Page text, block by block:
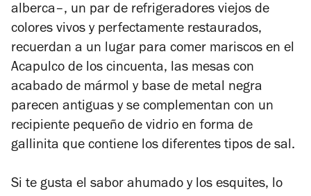
alberca–, un par de refrigeradores viejos de
colores vivos y perfectamente restaurados,
recuerdan a un lugar para comer mariscos en el
Acapulco de los cincuenta, las mesas con
acabado de mármol y base de metal negra
parecen antiguas y se complementan con un
recipiente pequeño de vidrio en forma de
gallinita que contiene los diferentes tipos de sal.
Si te gusta el sabor ahumado y los esquites, lo